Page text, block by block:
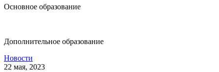
Основное образование
Дополнительное образование
Новости
22 мая, 2023